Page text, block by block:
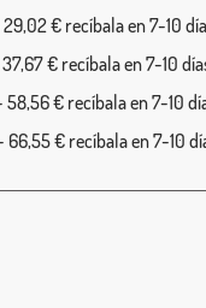
€ recíbala en 7-10
€ recíbala en 7-10
€ recíbala en 7-10
€ recíbala en 7-10